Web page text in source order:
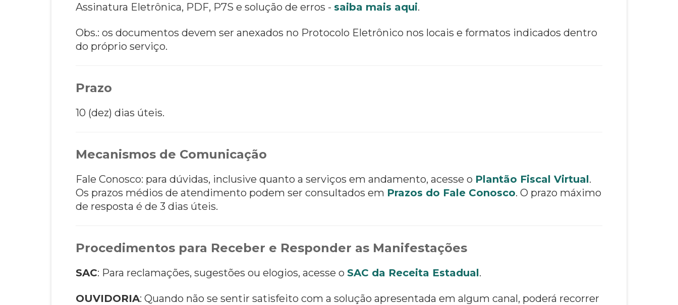
Assinatura Eletrônica, PDF, P7S e solução de erros - saiba mais aqui.
Obs.: os documentos devem ser anexados no Protocolo Eletrônico nos locais e formatos indicados dentro
do próprio serviço.
Prazo
10 (dez) dias úteis.
Mecanismos de Comunicação
Fale Conosco: para dúvidas, inclusive quanto a serviços em andamento, acesse o Plantão Fiscal Virtual.
Os prazos médios de atendimento podem ser consultados em Prazos do Fale Conosco. O prazo máximo
de resposta é de 3 dias úteis.
Procedimentos para Receber e Responder as Manifestações
SAC: Para reclamações, sugestões ou elogios, acesse o SAC da Receita Estadual.
OUVIDORIA: Quando não se sentir satisfeito com a solução apresentada em algum canal, poderá recorrer